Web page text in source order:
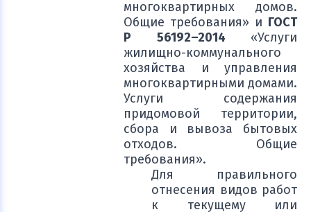
многоквартирных домов.
Общие требования» и ГОСТ
Р 56192–2014 «Услуги
жилищно-коммунального
хозяйства и управления
многоквартирными домами.
Услуги содержания
придомовой территории,
сбора и вывоза бытовых
отходов. Общие
требования».
Для правильного
отнесения видов работ
к текущему или